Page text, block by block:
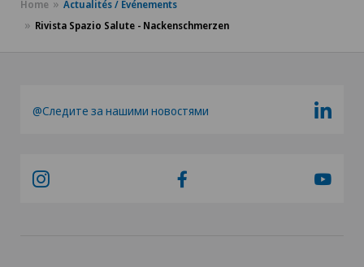
Home
Actualités / Événements
Rivista Spazio Salute - Nackenschmerzen
@Следите за нашими новостями